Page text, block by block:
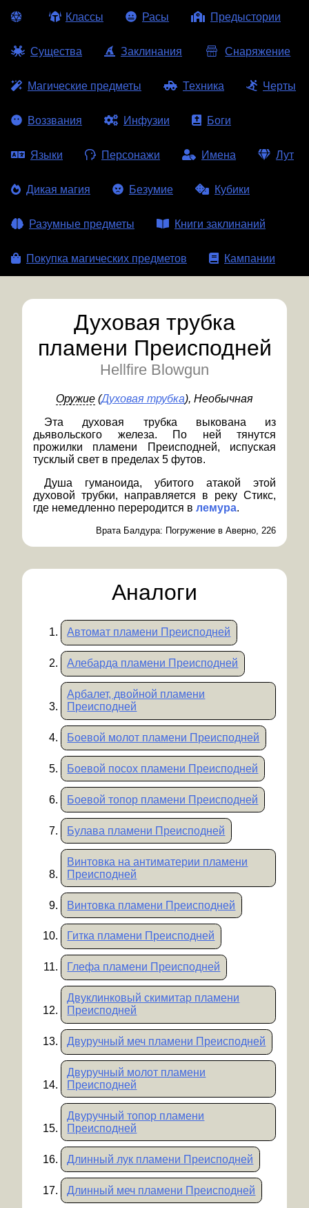
Классы Расы Предыстории
Существа Заклинания Снаряжение
Магические предметы Техника Черты
Воззвания Инфузии Боги
Языки Персонажи Имена Лут
Дикая магия Безумие Кубики
Разумные предметы Книги заклинаний
Покупка магических предметов Кампании
Духовая трубка
пламени Преисподней
Hellfire Blowgun
Оружие (Духовая трубка), Необычная
Эта духовая трубка выкована из
дьявольского железа. По ней тянутся
прожилки пламени Преисподней, испуская
тусклый свет в пределах 5 футов.
Душа гуманоида, убитого атакой этой
духовой трубки, направляется в реку Стикс,
где немедленно переродится в лемура.
Врата Балдура: Погружение в Аверно, 226
Аналоги
Автомат пламени Преисподней
Алебарда пламени Преисподней
Арбалет, двойной пламени
Преисподней
Боевой молот пламени Преисподней
Боевой посох пламени Преисподней
Боевой топор пламени Преисподней
Булава пламени Преисподней
Винтовка на антиматерии пламени
Преисподней
Винтовка пламени Преисподней
Гитка пламени Преисподней
Глефа пламени Преисподней
Двуклинковый скимитар пламени
Преисподней
Двуручный меч пламени Преисподней
Двуручный молот пламени
Преисподней
Двуручный топор пламени
Преисподней
Длинный лук пламени Преисподней
Длинный меч пламени Преисподней